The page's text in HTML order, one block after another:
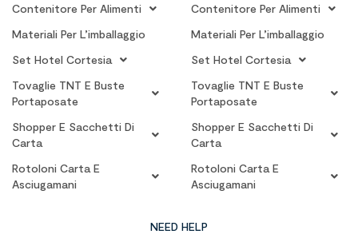
Contenitore Per Alimenti
Materiali Per L’imballaggio
Set Hotel Cortesia
Tovaglie TNT E Buste
Portaposate
Shopper E Sacchetti Di
Carta
Rotoloni Carta E
Asciugamani
Contenitore Per Alimenti
Materiali Per L’imballaggio
Set Hotel Cortesia
Tovaglie TNT E Buste
Portaposate
Shopper E Sacchetti Di
Carta
Rotoloni Carta E
Asciugamani
NEED HELP